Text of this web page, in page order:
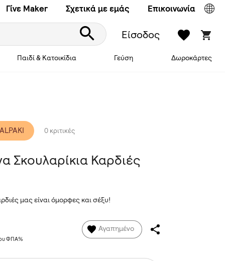
Γίνε Maker Σχετικά με εμάς Επικοινωνία
Είσοδος
Παιδί & Κατοικίδια Γεύση Δωροκάρτες
0 κριτικές
Σκουλαρίκια Καρδιές
μας είναι όμορφες και σέξυ!
ΦΠΑ%
Αγαπημένο